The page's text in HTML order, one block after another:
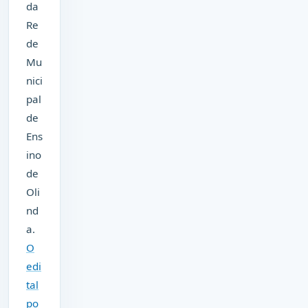
da
Re
de
Mu
nici
pal
de
Ens
ino
de
Oli
nd
a.
O
edi
tal
po